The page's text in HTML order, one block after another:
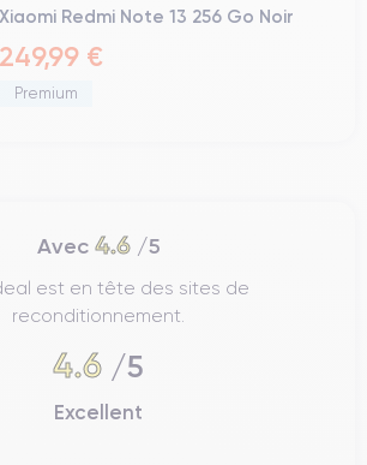
Xiaomi Redmi Note 13 256 Go Noir
249,99 €
Premium
Avec 4.6/5
est en tête des sites de
reconditionnement.
4.6 /5
Excellent